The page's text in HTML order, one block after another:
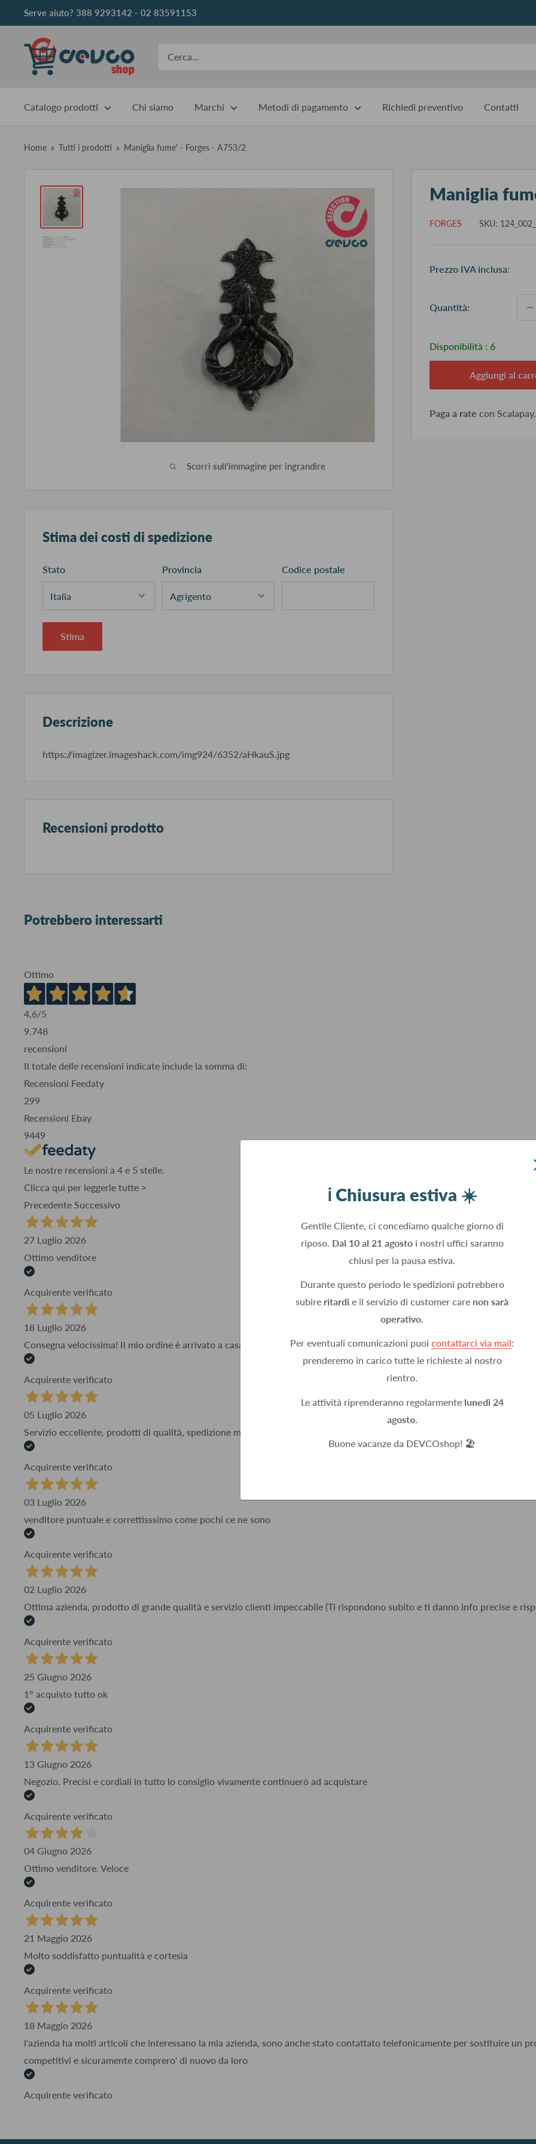
al
contenuto
Serve aiuto? 388 9293142 - 02 83591153
DEVCOshop
Catalogo prodotti Chi siamo Marchi Metodi di pagamento Richiedi preventivo Contatti
ℹ️ Chiusura estiva ☀️
Gentile Cliente, ci concediamo qualche giorno di
riposo. Dal 10 al 21 agostoi nostri uffici saranno
chiusi per la pausa estiva.
Durante questo periodo le spedizioni potrebbero
subire ritardi e il servizio di customer care non sarà
operativo.
Per eventuali comunicazioni puoi contattarci via mail:
prenderemo in carico tutte le richieste al nostro
rientro.
Le attività riprenderanno regolarmente lunedì 24
agosto.
Buone vacanze da DEVCOshop! 🏖️
Home Tutti i prodotti Maniglia fume' - Forges - A753/2
Scorri sull'immagine per ingrandire
Maniglia
FORGES SKU:
Prezzo IVA inclusa:
Quantità:
Disponibilità : 6
Aggiungi al
Paga a rate con Scalapay.
Stima dei costi di spedizione
Stato Provincia Codice postale
Stima
Descrizione
https://imagizer.imageshack.com/img924/6352/aHkauS.jpg
Recensioni prodotto
Potrebbero interessarti
Ottimo
4,6/5
9.748
recensioni
Il totale delle recensioni indicate include la somma di:
Recensioni Feedaty
299
Recensioni Ebay
9449
Le nostre recensioni a 4 e 5 stelle.
Clicca qui per leggerle tutte >
Precedente Successivo
27 Luglio 2026
Ottimo venditore
Acquirente verificato
18 Luglio 2026
Consegna velocissima! Il mio ordine è arrivato a casa mia in un giorno, ben imballato.
Acquirente verificato
05 Luglio 2026
Servizio eccellente, prodotti di qualità, spedizione molto accurata. Non si può pretendere di più sono eccezionali
Acquirente verificato
03 Luglio 2026
venditore puntuale e correttisssimo come pochi ce ne sono
Acquirente verificato
02 Luglio 2026
Ottima azienda, prodotto di grande qualità e servizio clienti impeccabile (Ti rispondono subito e ti danno info precise e
Acquirente verificato
25 Giugno 2026
1° acquisto tutto ok
Acquirente verificato
13 Giugno 2026
Negozio. Precisi e cordiali in tutto lo consiglio vivamente continuerò ad acquistare
Acquirente verificato
04 Giugno 2026
Ottimo venditore. Veloce
Acquirente verificato
21 Maggio 2026
Molto soddisfatto puntualità e cortesia
Acquirente verificato
18 Maggio 2026
l'azienda ha molti articoli che interessano la mia azienda, sono anche stato contattato telefonicamente per sostituire un
competitivi e sicuramente comprero' di nuovo da loro
Acquirente verificato